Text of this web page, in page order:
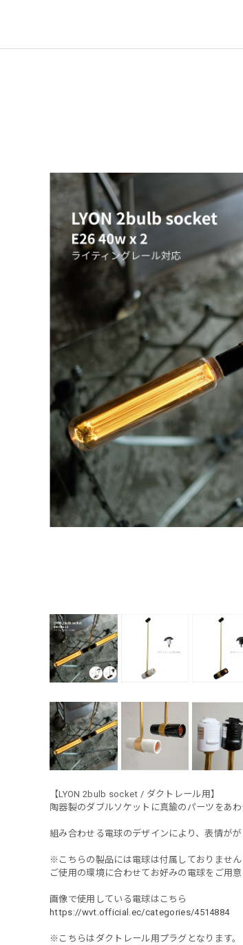
【LYON 2bulb socket / ダクトレール用】
陶器製のダブルソケットに真鍮のパーツをあ
組み合わせる電球のデザインにより、表情がが
※こちらの製品には電球は付属しておりません
ご使用の環境に合わせてお好みの電球をご用意
画像で使用している電球はこちら
https://wvt.official.ec/categories/4514884
※こちらはダクトレール用プラグとなります。